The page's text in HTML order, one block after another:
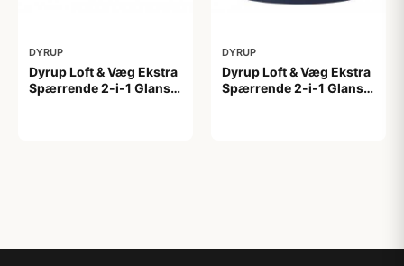
DYRUP
Dyrup Loft & Væg Ekstra
Spærrende 2-i-1 Glans
DYRUP
Dyrup Loft & Væg Ekstra
Spærrende 2-i-1 Glans 2